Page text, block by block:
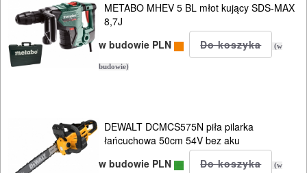
METABO MHEV 5 BL młot kujący SDS-MAX
8,7J
w budowie PLN
(w
budowie)
DEWALT DCMCS575N piła pilarka
łańcuchowa 50cm 54V bez aku
w budowie PLN
(w